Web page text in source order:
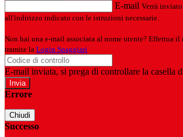
E-mail Verrà
all'indirizzo indicato con le istruzioni necessarie.
Non hai una e-mail associata al nome utente? Effettua il
tramite la Login Spaggiari
E-mail inviata, si prega di controllare la casella
Errore
Chiudi
Successo